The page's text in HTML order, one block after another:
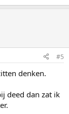
#5
denken.
deed dan zat ik